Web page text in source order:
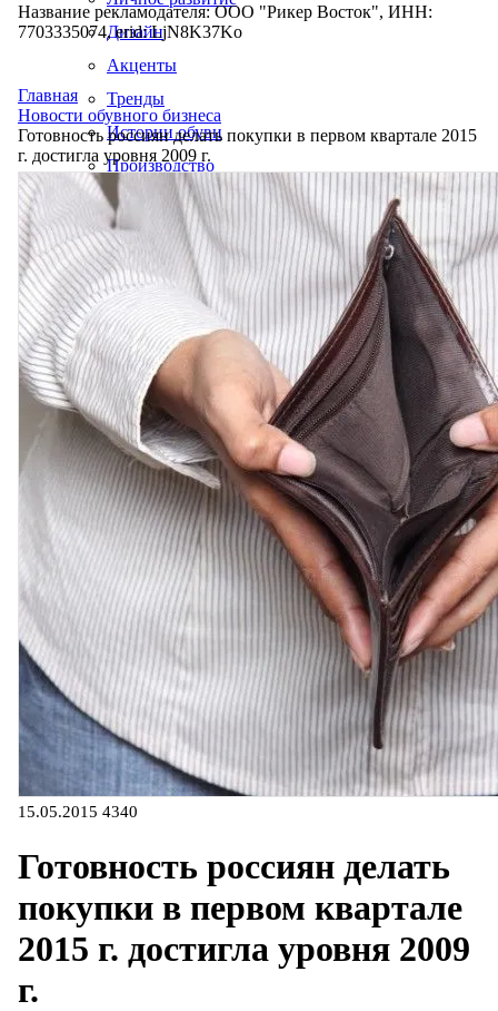
Дизайн
Акценты
Тренды
Истории обуви
Производство
Название рекламодателя: ООО "Рикер Восток", ИНН:
7703335074, erid: LjN8K37Ko
Главная
Новости обувного бизнеса
Готовность россиян делать покупки в первом квартале 2015
г. достигла уровня 2009 г.
15.05.2015 4340
Готовность россиян делать
покупки в первом квартале
2015 г. достигла уровня 2009
г.